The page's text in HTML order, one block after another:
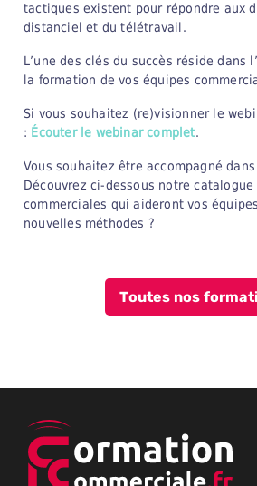
tactiques existent pour répondre aux
distanciel et du télétravail.
L’une des clés du succès réside dans
la formation de vos équipes
Si vous souhaitez (re)visionner le
: Écouter le webinar complet.
Vous souhaitez être accompagné
Découvrez ci-dessous notre
commerciales qui aideront vos
nouvelles méthodes ?
Toutes nos